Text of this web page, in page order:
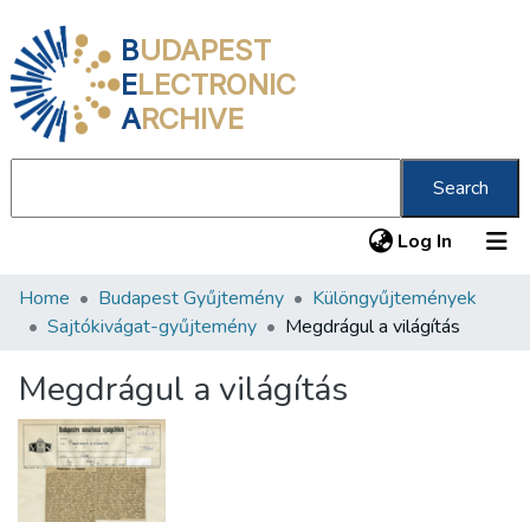
BUDAPEST
ELECTRONIC
ARCHIVE
Search
Log In (current)
Communities & Collections
Statistics
About us
Home Budapest Gyűjtemény
Különgyűjtemények
Sajtókivágat-gyűjtemény
Megdrágul a világítás
Megdrágul a világítás